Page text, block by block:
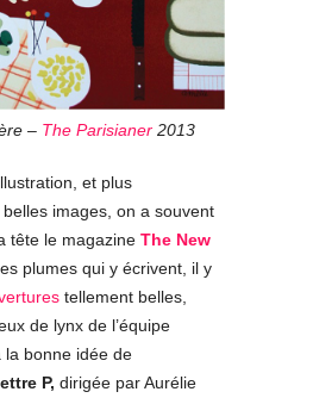
– The Parisianer2013
et plus
images, on a souvent
tête le magazine The New
plumes qui y écrivent, il y
tellement belles,
de lynx de l’équipe
la bonne idée de
P, dirigée par Aurélie